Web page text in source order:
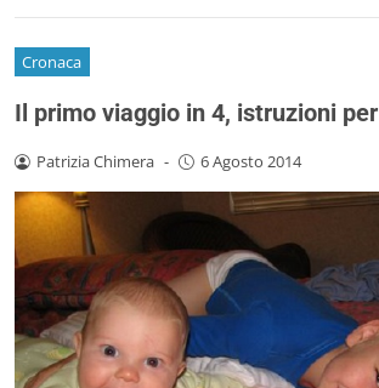
Cronaca
Il primo viaggio in 4, istruzioni per
Patrizia Chimera - 6 Agosto 2014